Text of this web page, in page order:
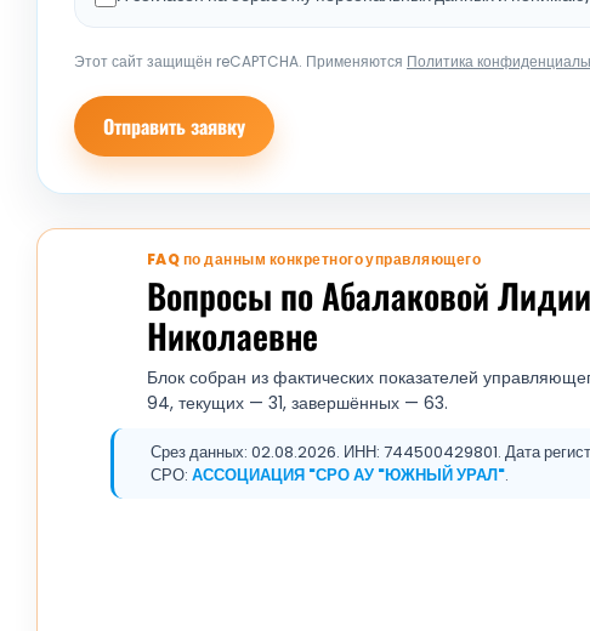
Этот сайт защищён reCAPTCHA. Применяются Политика
Отправить заявку
FAQ по данным конкретного управляющего
Вопросы по Абалаковой Лидии
Николаевне
Блок собран из фактических показателей
94, текущих — 31, завершённых — 63.
Срез данных: 02.08.2026. ИНН: 744500429801. Дата
СРО: АССОЦИАЦИЯ "СРО АУ "ЮЖНЫЙ УРАЛ".